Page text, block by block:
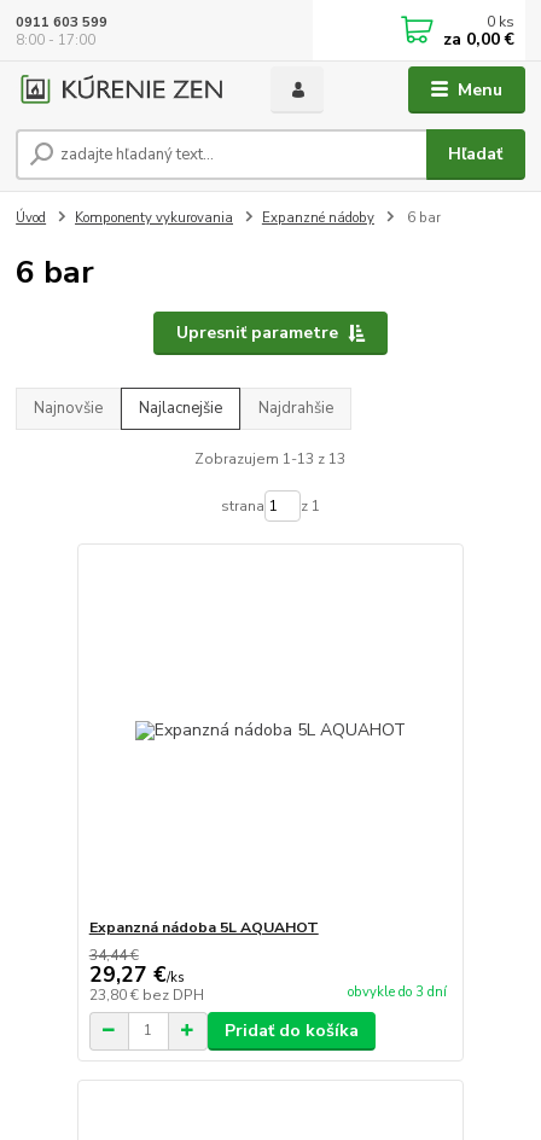
Menu
Hľadať
0911 603 599
8:00 - 17:00
0 ks
za 0,00 €
Úvod Komponenty vykurovania Expanzné nádoby 6 bar
6 bar
Upresniť parametre
Najnovšie Najlacnejšie Najdrahšie
Zobrazujem 1-13 z 13
strana z 1
Expanzná nádoba 5L AQUAHOT
34,44 €
29,27 €/ks
23,80 € bez DPH obvykle do 3 dní
Pridať do košíka